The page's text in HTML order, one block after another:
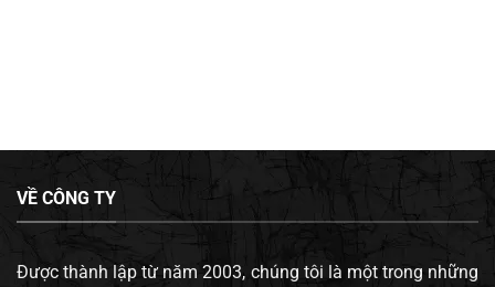
VỀ CÔNG TY
Được thành lập từ năm 2003, chúng tôi là một trong những